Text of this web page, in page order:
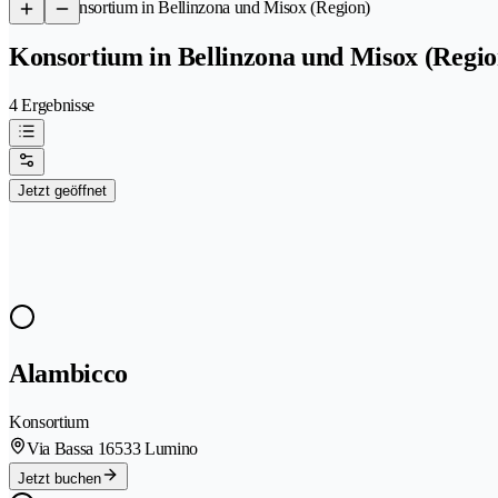
/Konsortium in Bellinzona und Misox (Region)
Konsortium in Bellinzona und Misox
4 Ergebnisse
Jetzt geöffnet
Alambicco
Konsortium
Via Bassa 16533 Lumino
Jetzt buchen